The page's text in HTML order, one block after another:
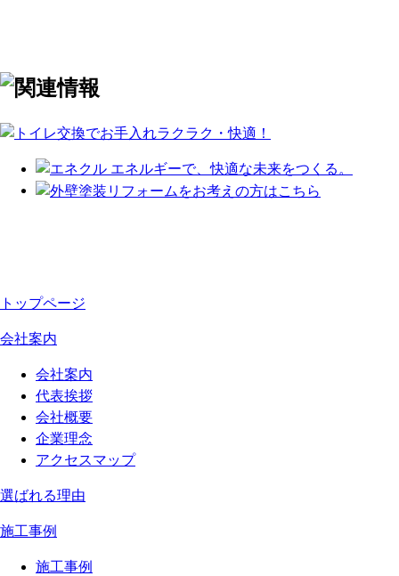
トップページ
会社案内
会社案内
代表挨拶
会社概要
企業理念
アクセスマップ
選ばれる理由
施工事例
施工事例